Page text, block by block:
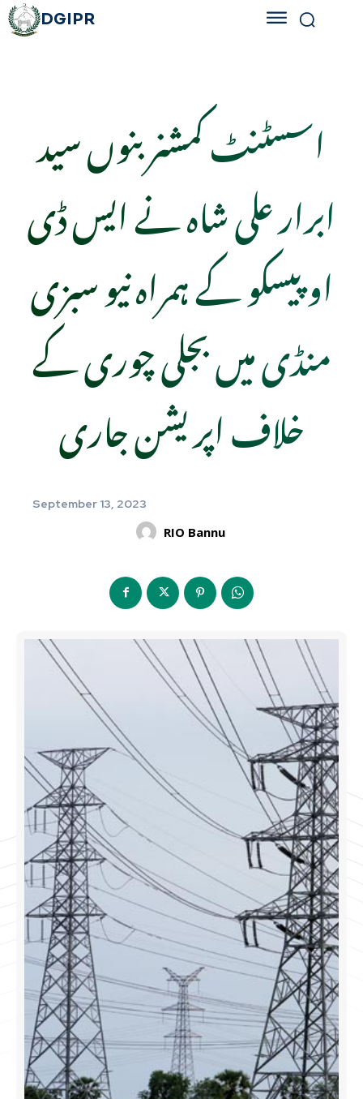
DGIPR
اسسٹنٹ کمشنر بنوں سید
ابرار علی شاہ نے ایس ڈی
او پیسکو کے ہمراہ نیو سبزی
منڈی میں بجلی چوری کے
خلاف اپریشن جاری
September 13, 2023
RIO Bannu